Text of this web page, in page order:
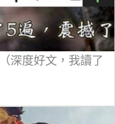
深度好文，我讀了